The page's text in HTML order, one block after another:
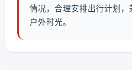
情况，合理安排出行计划
户外时光。